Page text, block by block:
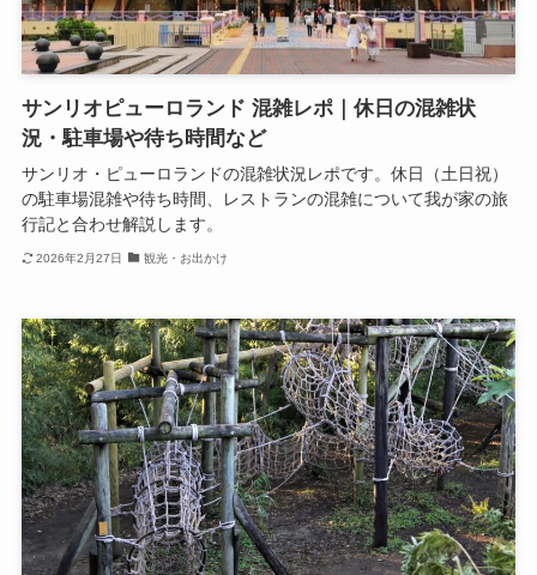
サンリオピューロランド 混雑レポ｜休日の混雑状
況・駐車場や待ち時間など
サンリオ・ピューロランドの混雑状況レポです。休日（土日祝）
の駐車場混雑や待ち時間、レストランの混雑について我が家の旅
行記と合わせ解説します。
2026年2月27日 観光・お出かけ